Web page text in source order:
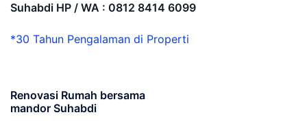
Suhabdi HP / WA : 0812 8414 6099
*30 Tahun Pengalaman di Properti
Renovasi Rumah bersama
mandor Suhabdi